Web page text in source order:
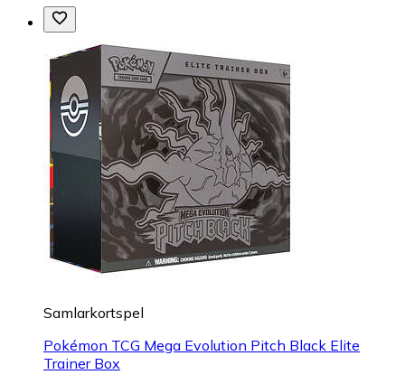
Samlarkortspel
Pokémon TCG Mega Evolution Pitch Black Elite
Trainer Box